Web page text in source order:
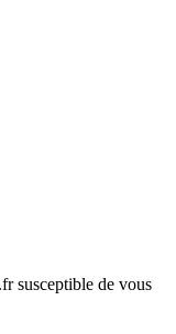
susceptible de vous